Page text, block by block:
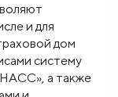
и для
дом
систему
а также